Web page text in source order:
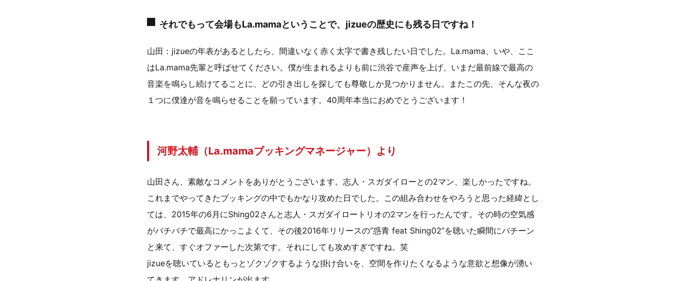
それでもって会場もLa.mamaということで、jizueの歴史にも残る日ですね！
山田：jizueの年表があるとしたら、間違いなく赤く太字で書き残したい日でした。La.mama、いや、ここ
はLa.mama先輩と呼ばせてください。僕が生まれるよりも前に渋谷で産声を上げ、いまだ最前線で最高の
音楽を鳴らし続けてることに、どの引き出しを探しても尊敬しか見つかりません。またこの先、そんな夜の
１つに僕達が音を鳴らせることを願っています。40周年本当におめでとうございます！
河野太輔（La.mamaブッキングマネージャー）より
山田さん、素敵なコメントをありがとうございます。志人・スガダイローとの2マン、楽しかったですね。
これまでやってきたブッキングの中でもかなり攻めた日でした。この組み合わせをやろうと思った経緯とし
ては、2015年の6月にShing02さんと志人・スガダイロートリオの2マンを行ったんです。その時の空気感
がバチバチで最高にかっこよくて、その後2016年リリースの”惑青 feat Shing02”を聴いた瞬間にパチーン
と来て、すぐオファーした次第です。それにしても攻めすぎですね。笑
jizueを聴いているともっとゾクゾクするような掛け合いを、空間を作りたくなるような意欲と想像が湧い